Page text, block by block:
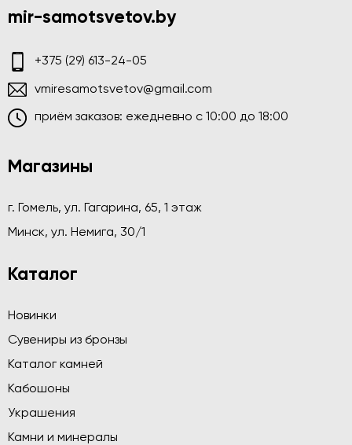
mir-samotsvetov.by
+375 (29) 613-24-05
vmiresamotsvetov@gmail.com
приём заказов: ежедневно c 10:00 до 18:00
Магазины
г. Гомель, ул. Гагарина, 65, 1 этаж
Минск, ул. Немига, 30/1
Каталог
Новинки
Сувениры из бронзы
Каталог камней
Кабошоны
Украшения
Камни и минералы